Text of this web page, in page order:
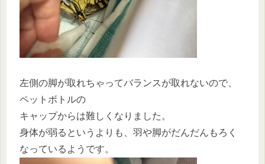
左側の脚が取れちゃってバランスが取れないので、
ペットボトルの
キャップからは難しくなりました。
身体が弱るというよりも、羽や脚がだんだんもろく
なっているようです。